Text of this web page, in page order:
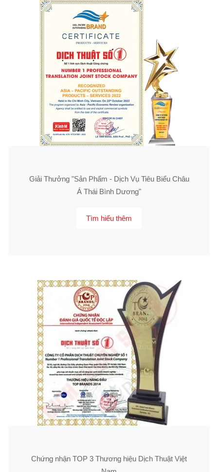
Giải Thưởng "Sản Phẩm - Dịch Vụ Tiêu Biểu Châu
Á Thái Bình Dương"
Tìm hiểu thêm
Chứng nhận TOP 3 Thương hiệu Dịch Thuật Việt